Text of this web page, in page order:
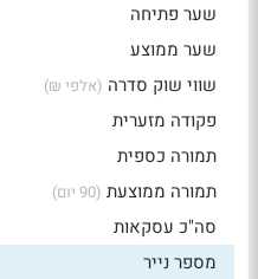
שער פתיחה
שער ממוצע
שווי שוק סדרה (אלפי ₪)
פקודה מזערית
תמורה כספית
תמורה ממוצעת (90 יום)
סה"כ עסקאות
מספר נייר